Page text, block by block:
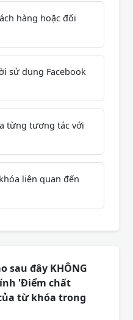
hàng hoặc đối
sử dụng Facebook
từng tương tác với
liên quan đến
sau đây KHÔNG
'Điểm chất
từ khóa trong